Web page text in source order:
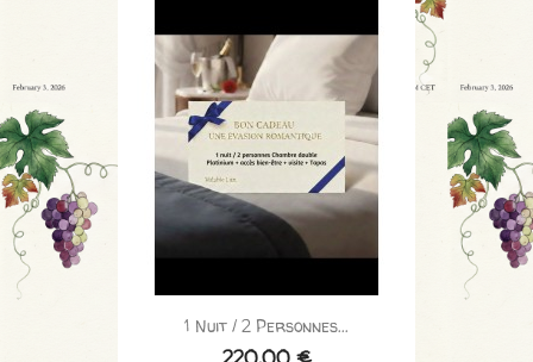
1 Nuit / 2 Personnes...